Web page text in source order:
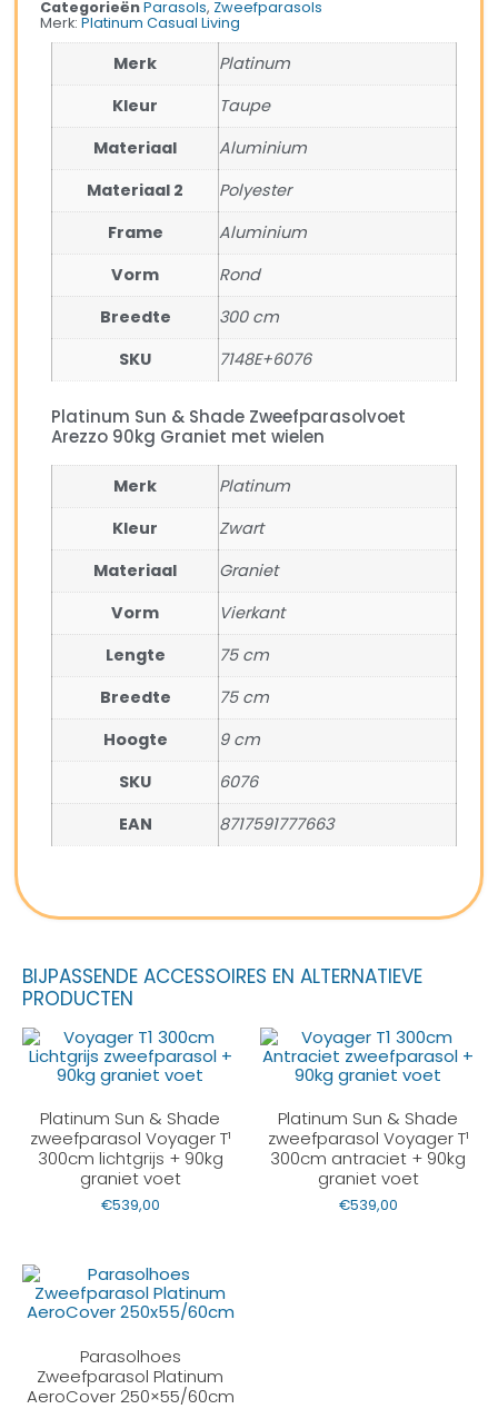
Categorieën Parasols, Zweefparasols
Merk:Platinum Casual Living
Merk
Platinum
Kleur
Taupe
Materiaal
Aluminium
Materiaal 2
Polyester
Frame
Aluminium
Vorm
Rond
Breedte
300 cm
SKU
7148E+6076
Platinum Sun & Shade Zweefparasolvoet
Arezzo 90kg Graniet met wielen
Merk
Platinum
Kleur
Zwart
Materiaal
Graniet
Vorm
Vierkant
Lengte
75 cm
Breedte
75 cm
Hoogte
9 cm
SKU
6076
EAN
8717591777663
BIJPASSENDE ACCESSOIRES EN ALTERNATIEVE
PRODUCTEN
Platinum Sun & Shade
zweefparasol Voyager T¹
300cm lichtgrijs + 90kg
graniet voet
€539,00
Platinum Sun & Shade
zweefparasol Voyager T¹
300cm antraciet + 90kg
graniet voet
€539,00
Parasolhoes
Zweefparasol Platinum
AeroCover 250×55/60cm